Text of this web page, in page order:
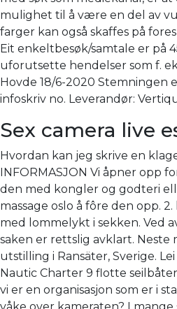
mulighet til å være en del av
farger kan også skaffes på
Eit enkeltbesøk/samtale er på
uforutsette hendelser som f.
Hovde 18/6-2020
infoskriv no. Leverandør:
Sex camera live
Hvordan kan jeg skrive en
INFORMASJON Vi åpner
den med kongler og godteri
massage oslo å fôre den opp.
med lommelykt i sekken. Ved
saken er rettslig avklart. Neste
utstilling i Ransäter, Sverige.
Nautic Charter 9 flotte
vi er en organisasjon som er i